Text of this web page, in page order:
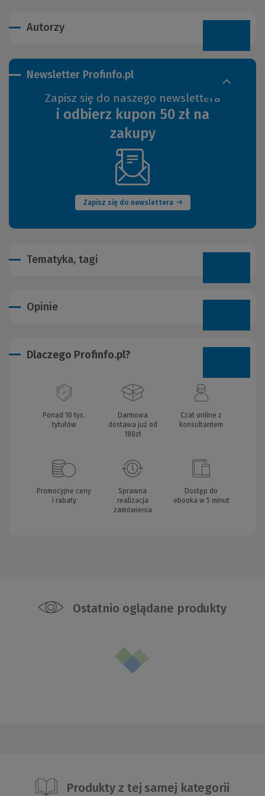
Autorzy
Newsletter Profinfo.pl
Zapisz się do naszego newslettera
i odbierz kupon 50 zł na
zakupy
Zapisz się do newslettera
(Nowe
okno)
Tematyka, tagi
Opinie
Dlaczego Profinfo.pl?
Ponad 10 tys.
tytułów
Darmowa
dostawa już od
180zł
Czat online z
konsultantem
Promocyjne ceny
i rabaty
Sprawna
realizacja
zamówienia
Dostęp do
ebooka w 5 minut
Ostatnio oglądane produkty
Produkty z tej samej kategorii